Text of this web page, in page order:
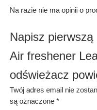
Na razie nie ma opinii o
Napisz pierwszą
Air freshener
odświeżacz
Twój adres email nie
są oznaczone *